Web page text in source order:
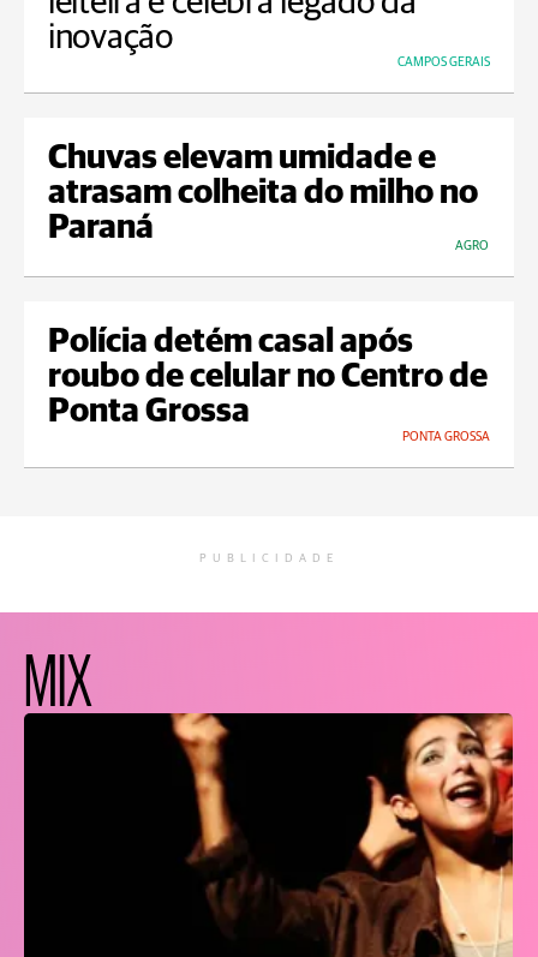
inovação
CAMPOS GERAIS
Chuvas elevam umidade e
atrasam colheita do milho no
Paraná
AGRO
Polícia detém casal após
roubo de celular no Centro de
Ponta Grossa
PONTA GROSSA
PUBLICIDADE
MIX